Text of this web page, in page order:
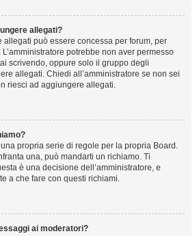
allegati?
allegati può essere concessa per forum, per
potrebbe non aver permesso
scrivendo, oppure solo il gruppo degli
allegati. Chiedi all’amministratore se non sei
riesci ad aggiungere allegati.
propria serie di regole per la propria Board.
una, può mandarti un richiamo. Ti
è una decisione dell’amministratore, e
a che fare con questi richiami.
ai moderatori?